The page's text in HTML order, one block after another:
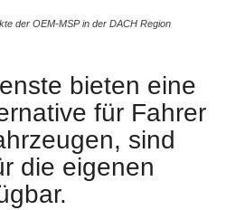
der OEM-MSP in der DACH Region
bieten eine
für Fahrer
sind
die eigenen